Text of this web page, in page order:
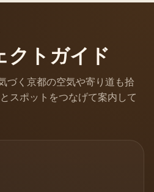
クトガイド
づく京都の空気や寄り道も拾
スポットをつなげて案内して